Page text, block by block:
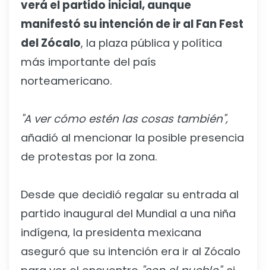
verá el partido inicial, aunque
manifestó su intención de ir al Fan Fest
del Zócalo, la plaza pública y política
más importante del país
norteamericano.
"A ver cómo estén las cosas también",
añadió al mencionar la posible presencia
de protestas por la zona.
Desde que decidió regalar su entrada al
partido inaugural del Mundial a una niña
indígena, la presidenta mexicana
aseguró que su intención era ir al Zócalo